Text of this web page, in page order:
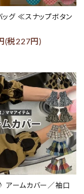
ッグ ≪スナップボタン
(税227円)
アームカバー／袖口
favorite